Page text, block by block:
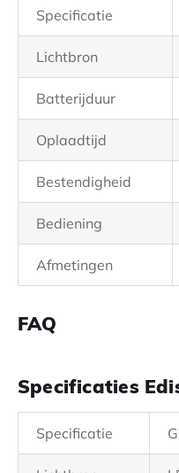
Specificatie
Lichtbron
Batterijduur
Oplaadtijd
Bestendigheid
Bediening
Afmetingen
FAQ
Specificaties
Specificatie